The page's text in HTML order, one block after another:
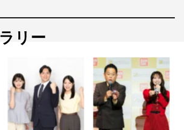
村上虹郎 芋生悠
リー